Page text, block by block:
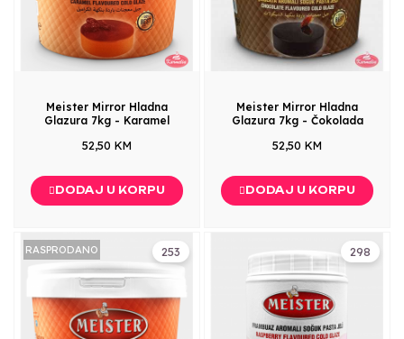
Meister Mirror Hladna
Glazura 7kg - Karamel
52,50 KM
DODAJ U KORPU
Meister Mirror Hladna
Glazura 7kg - Čokolada
52,50 KM
DODAJ U KORPU
253
RASPRODANO 298